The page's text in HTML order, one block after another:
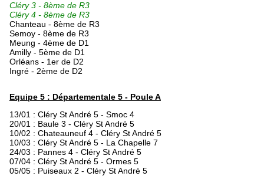
Cléry 3 - 8ème de R3
Cléry 4 - 8ème de R3
Chanteau - 8ème de R3
Semoy - 8ème de R3
Meung - 4ème de D1
Amilly - 5ème de D1
Orléans - 1er de D2
Ingré - 2ème de D2
Equipe 5 : Départementale 5 - Poule A
13/01 : Cléry St André 5 - Smoc 4
20/01 : Baule 3 - Cléry St André 5
10/02 : Chateauneuf 4 - Cléry St André 5
10/03 : Cléry St André 5 - La Chapelle 7
24/03 : Pannes 4 - Cléry St André 5
07/04 : Cléry St André 5 - Ormes 5
05/05 : Puiseaux 2 - Cléry St André 5